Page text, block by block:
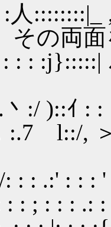
面を兼
ﾉ:
ｲ : : :/
, ＞ ｡:
.:' : : : '
; : : : .: :